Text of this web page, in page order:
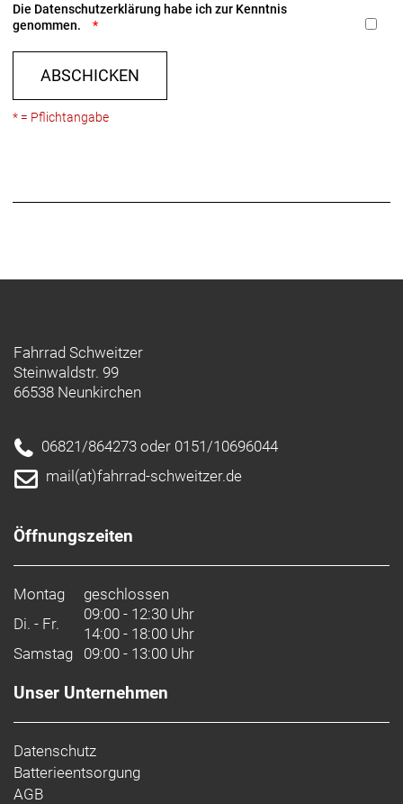
Die Datenschutzerklärung habe ich zur Kenntnis
genommen.
ABSCHICKEN
* = Pflichtangabe
Fahrrad Schweitzer
Steinwaldstr. 99
66538 Neunkirchen
06821/864273 oder 0151/10696044
mail(at)fahrrad-schweitzer.de
Öffnungszeiten
Montag
geschlossen
Di. - Fr.
09:00 - 12:30 Uhr
14:00 - 18:00 Uhr
Samstag 09:00 - 13:00 Uhr
Unser Unternehmen
Datenschutz
Batterieentsorgung
AGB